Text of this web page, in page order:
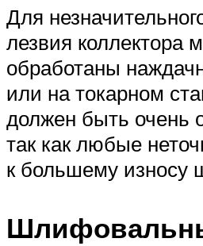
Для
лезвия коллектора
обработаны
или на токарном
должен быть очень
так как любые
к большему износу